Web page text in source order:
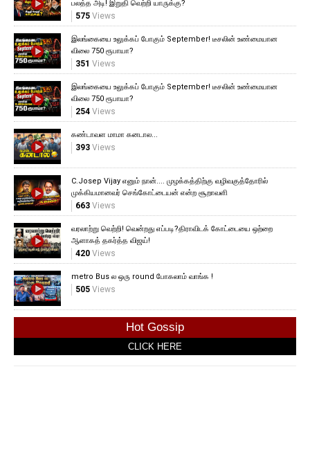
பலத்த அடி! இறுதி வெற்றி யாருக்கு?
575Views
இலங்கையை உலுக்கப் போகும் September! டீசலின் உண்மையான
விலை 750 ரூபாயா?
351 Views
இலங்கையை உலுக்கப் போகும் September! டீசலின் உண்மையான
விலை 750 ரூபாயா?
254Views
கண்டாவள மாமா கனடால...
393Views
C.Josep Vijay எனும் நான்.... முழக்கத்திற்கு வழிவகுத்தோரில்
முக்கியமானவர் செங்கோட்டையன் என்ற சூறாவளி
663Views
வரலாற்று வெற்றி! வென்றது எப்படி?திராவிடக் கோட்டையை ஒற்றை
ஆளாகத் தகர்த்த விஜய்!
420Views
metro Bus ல ஒரு round போகலாம் வாங்க !
505Views
Hot Gossip
CLICK HERE